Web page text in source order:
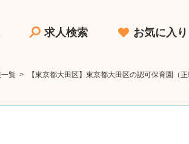
求人検索 お気に入り
覧 > 【東京都大田区】東京都大田区の認可保育園（